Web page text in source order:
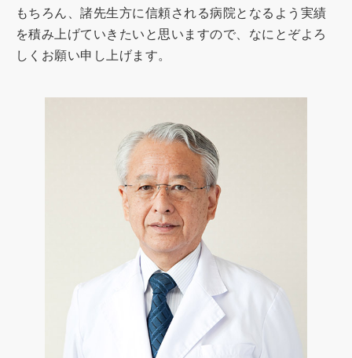
もちろん、諸先生方に信頼される病院となるよう実績
を積み上げていきたいと思いますので、なにとぞよろ
しくお願い申し上げます。